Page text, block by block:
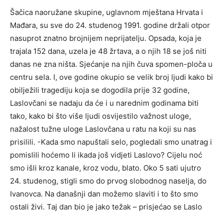
Šačica naoružane skupine, uglavnom mještana Hrvata i
Mađara, su sve do 24. studenog 1991. godine držali otpor
nasuprot znatno brojnijem neprijatelju. Opsada, koja je
trajala 152 dana, uzela je 48 žrtava, a o njih 18 se još niti
danas ne zna ništa. Sjećanje na njih čuva spomen-ploča u
centru sela. I, ove godine okupio se velik broj ljudi kako bi
obilježili tragediju koja se dogodila prije 32 godine,
Laslovčani se nadaju da će i u narednim godinama biti
tako, kako bi što više ljudi osvijestilo važnost uloge,
nažalost tužne uloge Laslovčana u ratu na koji su nas
prisilili. -Kada smo napuštali selo, pogledali smo unatrag i
pomislili hoćemo li ikada još vidjeti Laslovo? Cijelu noć
smo išli kroz kanale, kroz vodu, blato. Oko 5 sati ujutro
24. studenog, stigli smo do prvog slobodnog naselja, do
Ivanovca. Na današnji dan možemo slaviti i to što smo
ostali živi. Taj dan bio je jako težak – prisjećao se Laslo